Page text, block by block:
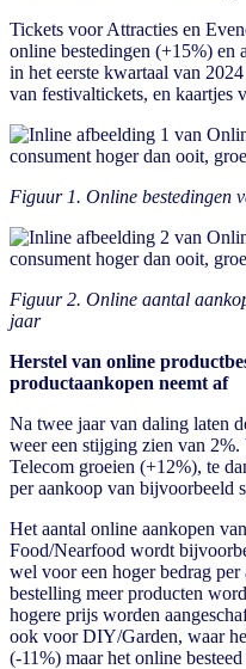
Tickets voor Attracties en
online bestedingen (+15%) en
in het eerste kwartaal van
van festivaltickets, en kaartjes
Figuur 1. Online bestedingen
Figuur 2. Online aantal
jaar
Herstel van online
productaankopen neemt af
Na twee jaar van daling laten
weer een stijging zien van
Telecom groeien (+12%), te
per aankoop van bijvoorbeeld
Het aantal online aankopen
Food/Nearfood wordt
wel voor een hoger bedrag
bestelling meer producten
hogere prijs worden
ook voor DIY/Garden, waar
(-11%) maar het online